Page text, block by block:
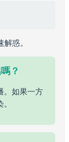
惑。
？
。如果一方